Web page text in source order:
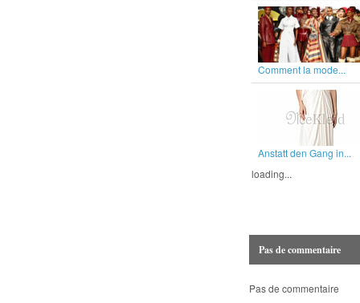
Comment la mode...
Anstatt den Gang in...
loading...
Pas de commentaire
Pas de commentaire